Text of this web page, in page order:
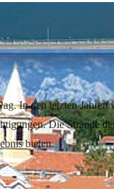
In den letzten
Die Strände
bieten.